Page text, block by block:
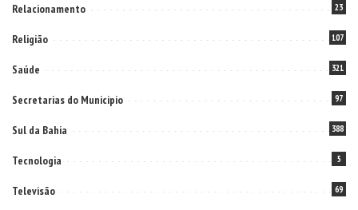
Relacionamento 23
Religião 107
Saúde 321
Secretarias do Municipio 97
Sul da Bahia 388
Tecnologia 5
Televisão 69